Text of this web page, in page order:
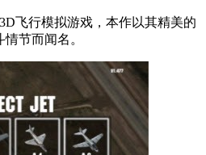
行模拟游戏，本作以其精美的
节而闻名。